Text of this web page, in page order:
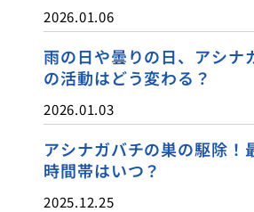
2026.01.06
雨の日や曇りの日、アシナ
の活動はどう変わる？
2026.01.03
アシナガバチの巣の駆除！
時間帯はいつ？
2025.12.25